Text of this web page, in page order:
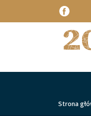
Przejdź do treści
Strona